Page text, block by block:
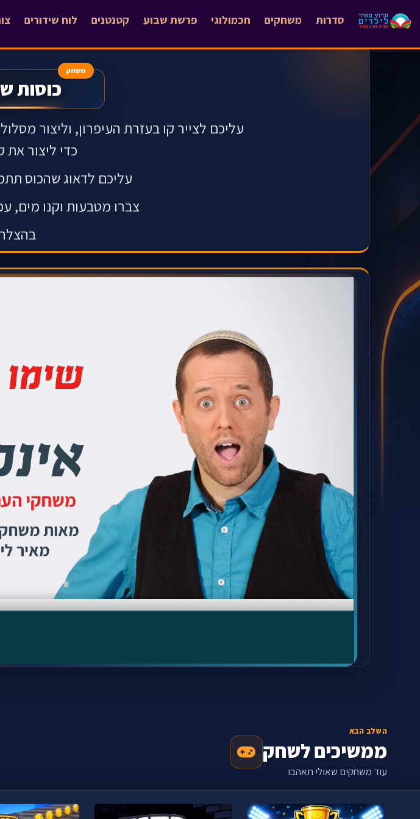
לוח שידורים קטנטנים פרשת שבוע חכמולוגי משחקים סדרות
משחק
כוסות
עליכם לצייר קו בעזרת העיפרון, וליצור
כדי ליצור את
עליכם לדאוג שהכוס
צברו מטבעות וקנו מים,
השלב הבא
ממשיכים לשחק
עוד משחקים שאולי תאהבו